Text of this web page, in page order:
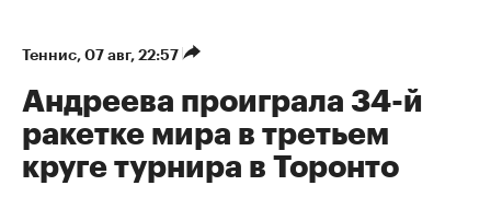
Теннис⁠, 07 авг, 22:57
Андреева проиграла 34-й
ракетке мира в третьем
круге турнира в Торонто